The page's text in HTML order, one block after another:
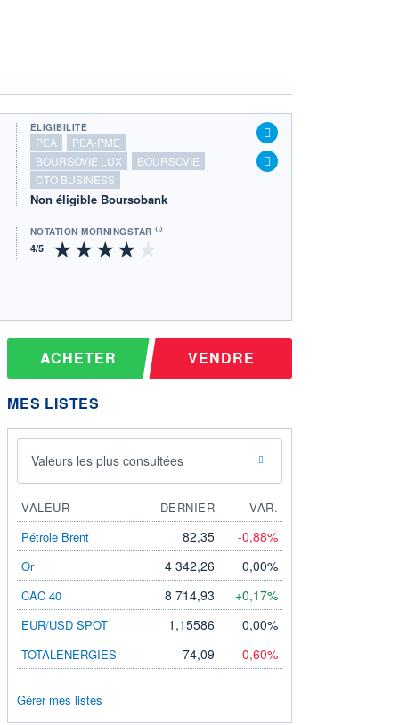
ÉLIGIBILITÉ
PEA
PEA-PME
BOURSOVIE LUX
BOURSOVIE
CTO BUSINESS
Non éligible Boursobank
NOTATION MORNINGSTAR ⁽¹⁾
ACHETER VENDRE
MES LISTES
Valeurs les plus consultées
VALEUR DERNIER
VAR.
Pétrole Brent
82,35 -0,88%
Or 4 342,26 0,00%
CAC 40 8 714,93 +0,17%
EUR/USD SPOT 1,15586 0,00%
TOTALENERGIES 74,09 -0,60%
Gérer mes listes